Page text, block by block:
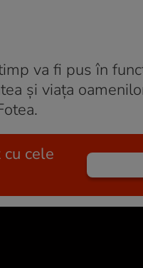
va fi pus în
şi viaţa
cele